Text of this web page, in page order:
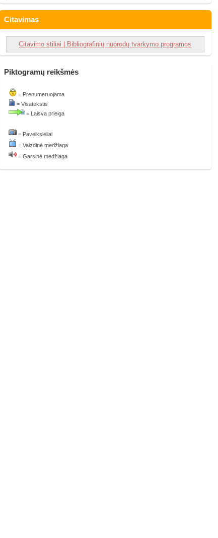
Citavimas
Citavimo stiliai | Bibliografinių nuorodų tvarkymo programos
Piktogramų reikšmės
= Prenumeruojama
= Visatekstis
= Laisva prieiga
= Paveikslėliai
= Vaizdinė medžiaga
= Garsinė medžiaga